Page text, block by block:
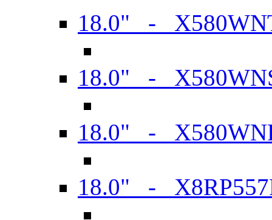
18.0" -
18.0" -
18.0" -
18.0" -